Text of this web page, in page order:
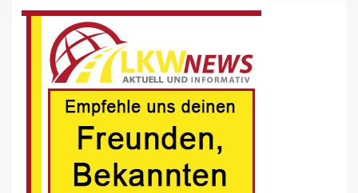
BRANCHEN-NEWS (DE)
MAN E32
BLAULICHT DE
Schwerverletzter Fussgänger nach